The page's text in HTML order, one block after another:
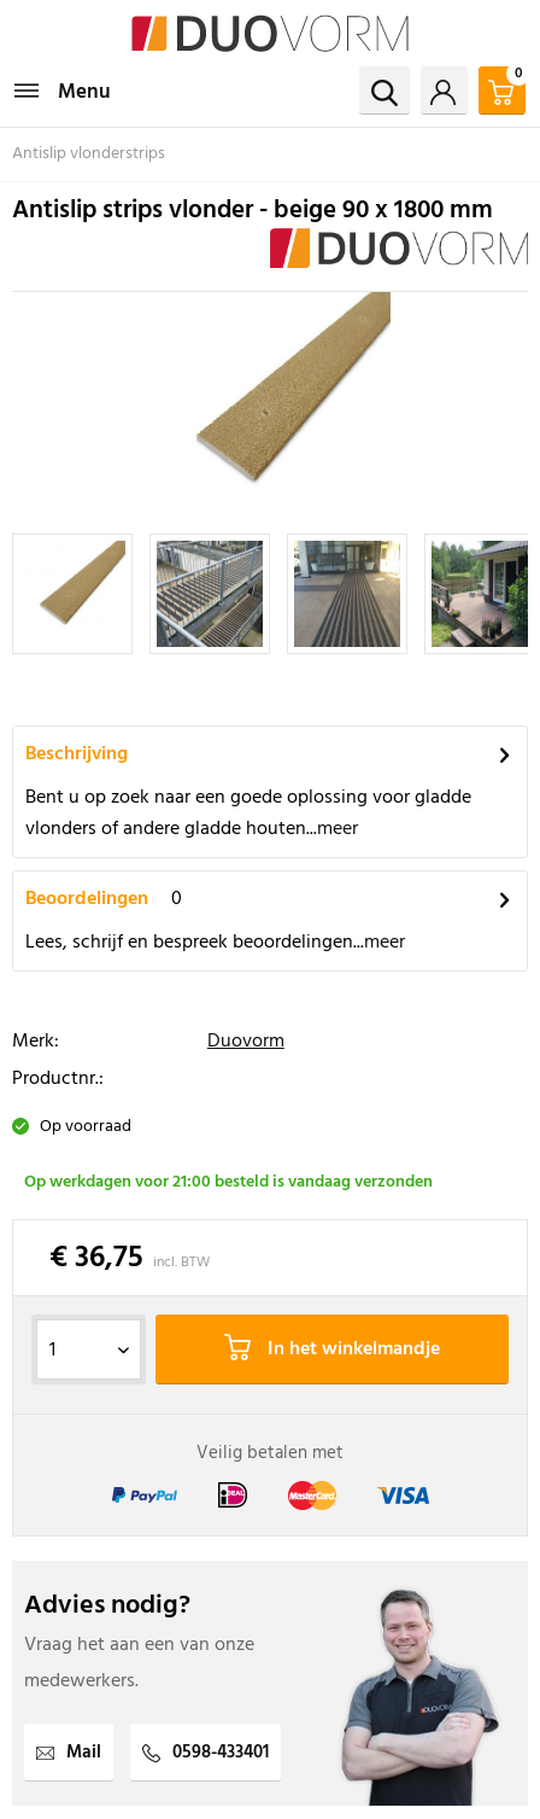
Menu
0
Antislip vlonderstrips
Antislip strips vlonder - beige 90 x 1800 mm
Beschrijving
Bent u op zoek naar een goede oplossing voor gladde
vlonders of andere gladde houten...meer
Beoordelingen
0
Lees, schrijf en bespreek beoordelingen...meer
Merk:
Duovorm
Productnr.:
Op voorraad
Op werkdagen voor 21:00 besteld is vandaag verzonden
€ 36,75 incl. BTW
In het winkelmandje
Veilig betalen met
Advies nodig?
Vraag het aan een van onze
medewerkers.
Mail 0598-433401